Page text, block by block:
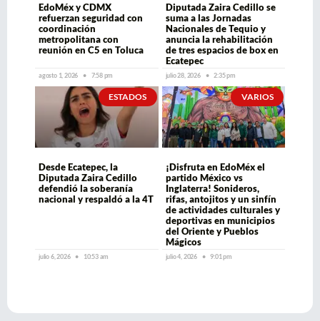
EdoMéx y CDMX
refuerzan seguridad con
coordinación
metropolitana con
reunión en C5 en Toluca
agosto 1, 2026 7:58 pm
Diputada Zaira Cedillo se
suma a las Jornadas
Nacionales de Tequio y
anuncia la rehabilitación
de tres espacios de box en
Ecatepec
julio 28, 2026 2:35 pm
ESTADOS
Desde Ecatepec, la
Diputada Zaira Cedillo
defendió la soberanía
nacional y respaldó a la 4T
julio 6, 2026 10:53 am
VARIOS
¡Disfruta en EdoMéx el
partido México vs
Inglaterra! Sonideros,
rifas, antojitos y un sinfín
de actividades culturales y
deportivas en municipios
del Oriente y Pueblos
Mágicos
julio 4, 2026 9:01 pm